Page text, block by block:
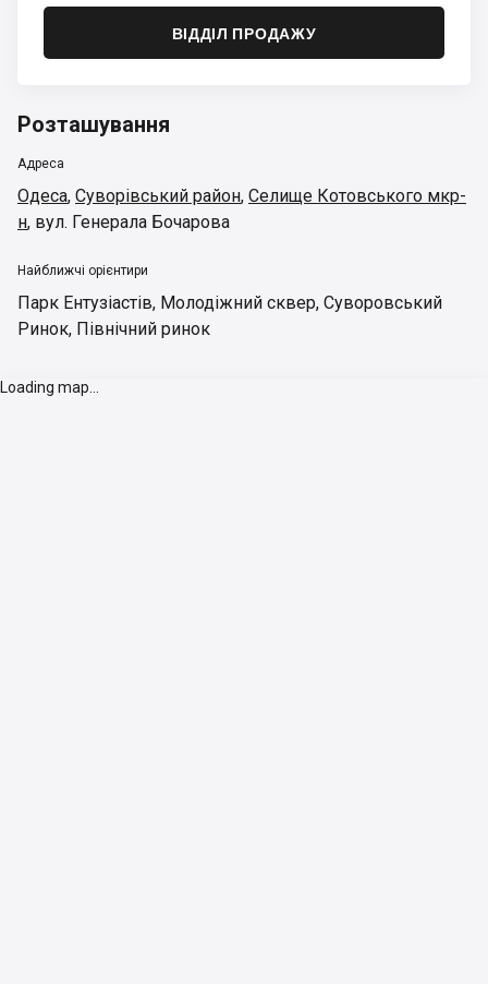
ВІДДІЛ ПРОДАЖУ
Розташування
Адреса
Одеса, Суворівський район, Селище Котовського мкр-
н, вул. Генерала Бочарова
Найближчі орієнтири
Парк Ентузіастів, Молодіжний сквер, Суворовський
Ринок, Північний ринок
Loading map...